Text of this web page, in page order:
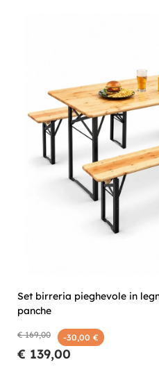
Set birreria pieghevole in
panche
€ 169,00 -30,00 €
€ 139,00